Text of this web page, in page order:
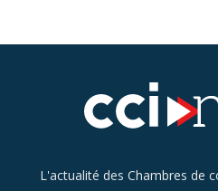
L'actualité des Chambres de